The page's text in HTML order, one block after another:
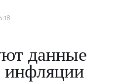
данные
инфляции